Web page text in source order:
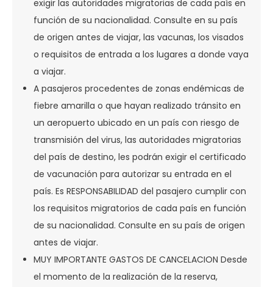
exigir las autoridades migratorias de cada país en
función de su nacionalidad. Consulte en su país
de origen antes de viajar, las vacunas, los visados
o requisitos de entrada a los lugares a donde vaya
a viajar.
A pasajeros procedentes de zonas endémicas de
fiebre amarilla o que hayan realizado tránsito en
un aeropuerto ubicado en un país con riesgo de
transmisión del virus, las autoridades migratorias
del país de destino, les podrán exigir el certificado
de vacunación para autorizar su entrada en el
país. Es RESPONSABILIDAD del pasajero cumplir con
los requisitos migratorios de cada país en función
de su nacionalidad. Consulte en su país de origen
antes de viajar.
MUY IMPORTANTE GASTOS DE CANCELACION Desde
el momento de la realización de la reserva,